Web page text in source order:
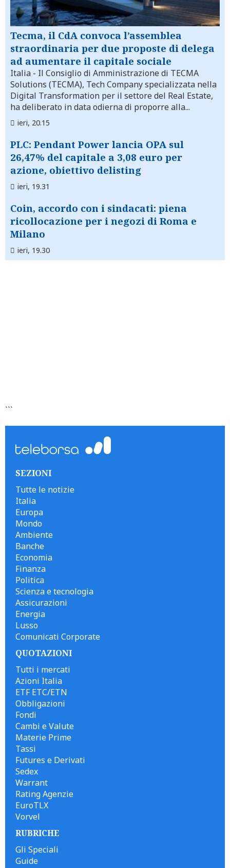
Tecma, il CdA convoca l’assemblea
straordinaria per due proposte di delega
ad aumentare il capitale sociale
Italia - Il Consiglio di Amministrazione di TECMA
Solutions (TECMA), Tech Company specializzata nella
Digital Transformation per il settore del Real Estate,
ha deliberato in data odierna di proporre alla...
ieri, 20.15
PLC: Pendant Power lancia OPA sul
26,47% del capitale a 3,08 euro per
azione, obiettivo delisting
ieri, 19.31
Coin, accordo con i sindacati: piena
ricollocazione per i negozi di Roma e
Milano
ieri, 19.30
```
SEZIONI
Tutte le notizie
Italia
Europa
Mondo
Ambiente
Banche
Economia
Finanza
Politica
Scienza e tecnologia
Assicurazioni
Energia
Lusso
Comunicati Corporate
QUOTAZIONI
Tutti i mercati
Azioni Italia
ETF ETC/ETN
Obbligazioni
Fondi
Cambi e Valute
Materie Prime
Tassi
Futures e Derivati
Sedex
Warrant
Rating Agenzie
EuroTLX
Vorvel
RUBRICHE
Gli Speciali
Guide